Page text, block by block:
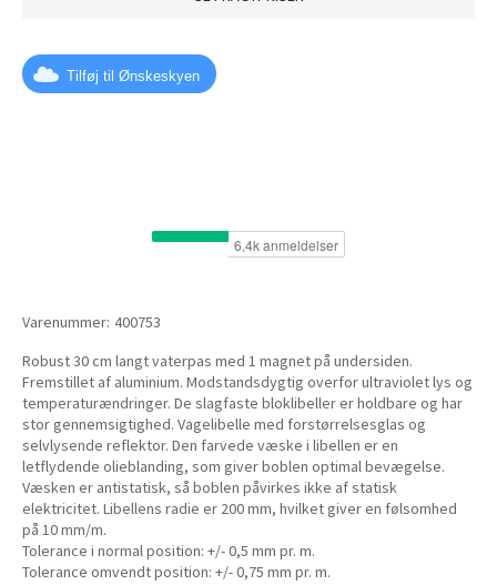
Tilføj til Ønskeskyen
Varenummer: 400753
Robust 30 cm langt vaterpas med 1 magnet på undersiden.
Fremstillet af aluminium. Modstandsdygtig overfor ultraviolet lys og
temperaturændringer. De slagfaste bloklibeller er holdbare og har
stor gennemsigtighed. Vagelibelle med forstørrelsesglas og
selvlysende reflektor. Den farvede væske i libellen er en
letflydende olieblanding, som giver boblen optimal bevægelse.
Væsken er antistatisk, så boblen påvirkes ikke af statisk
elektricitet. Libellens radie er 200 mm, hvilket giver en følsomhed
på 10 mm/m.
Tolerance i normal position: +/- 0,5 mm pr. m.
Tolerance omvendt position: +/- 0,75 mm pr. m.